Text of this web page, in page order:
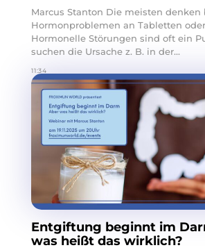
Marcus Stanton Die meisten denken bei
Hormonproblemen an Tabletten
Hormonelle Störungen sind oft ein
suchen die Ursache z. B. in der...
11:34
Entgiftung beginnt im
was heißt das wirklich?